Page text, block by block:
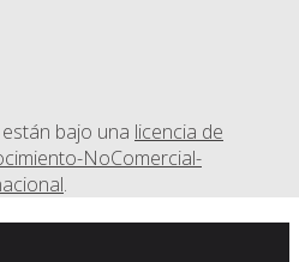
bajo una licencia de
NoComercial-
.